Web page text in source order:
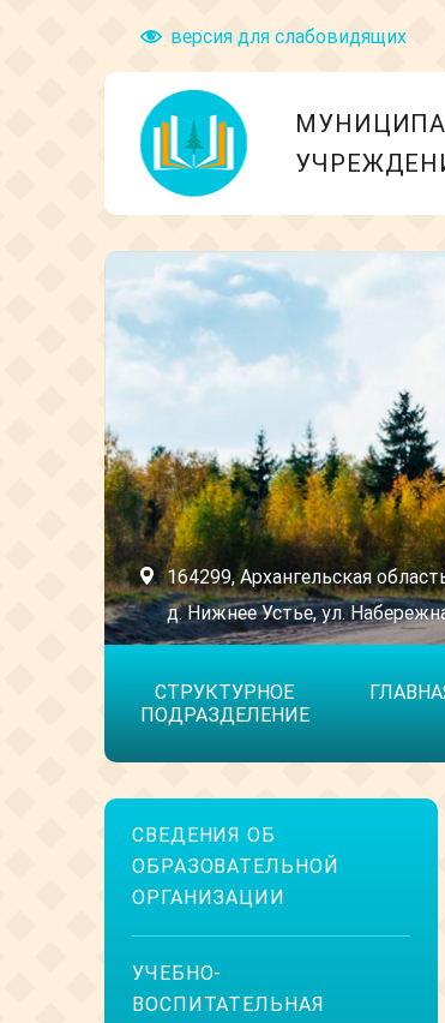
версия для слабовидящих
164299, Архангельская
д. Нижнее Устье, ул.
СТРУКТУРНОЕ
ПОДРАЗДЕЛЕНИЕ
СВЕДЕНИЯ ОБ
ОБРАЗОВАТЕЛЬНОЙ
ОРГАНИЗАЦИИ
УЧЕБНО-
ВОСПИТАТЕЛЬНАЯ